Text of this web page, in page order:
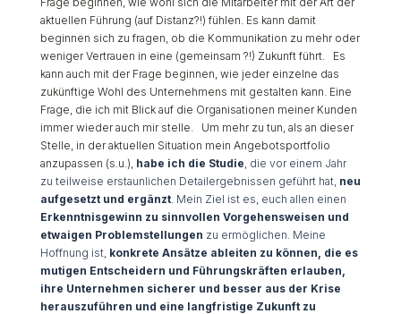
aktuellen Führung (auf Distanz?!) fühlen. Es kann damit
beginnen sich zu fragen, ob die Kommunikation zu mehr oder
weniger Vertrauen in eine (gemeinsam ?!) Zukunft führt. Es
kann auch mit der Frage beginnen, wie jeder einzelne das
zukünftige Wohl des Unternehmens mit gestalten kann. Eine
Frage, die ich mit Blick auf die Organisationen meiner Kunden
immer wieder auch mir stelle. Um mehr zu tun, als an dieser
Stelle, in der aktuellen Situation mein Angebotsportfolio
anzupassen (s.u.), habe ich die Studie, die vor einem Jahr
zu teilweise erstaunlichen Detailergebnissen geführt hat, neu
aufgesetzt und ergänzt. Mein Ziel ist es, euch allen einen
Erkenntnisgewinn zu sinnvollen Vorgehensweisen und
etwaigen Problemstellungen zu ermöglichen. Meine
Hoffnung ist,konkrete Ansätze ableiten zu können, die es
mutigen Entscheidern und Führungskräften erlauben,
ihre Unternehmen sicherer und besser aus der Krise
herauszuführen und eine langfristige Zukunft zu